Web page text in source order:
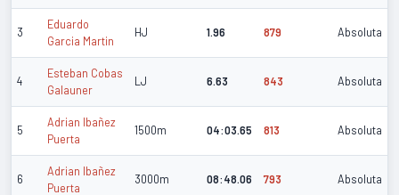
3
Eduardo
Garcia Martin
HJ 1.96 879 Absoluta
4
Esteban Cobas
Galauner
LJ 6.63 843 Absoluta
5
Adrian Ibañez
Puerta
1500m 04:03.65 813 Absoluta
6
Adrian Ibañez
Puerta
3000m 08:48.06 793 Absoluta